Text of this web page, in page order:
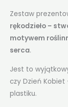
Zestaw
rękodzieło –
motywem
serca.
Jest to
czy Dzień
plastiku.